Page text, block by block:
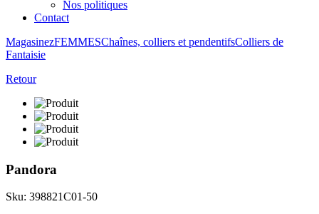
Nos politiques
Contact
MagasinezFEMMESChaînes, colliers et pendentifsColliers de
Fantaisie
Retour
Pandora
Sku: 398821C01-50